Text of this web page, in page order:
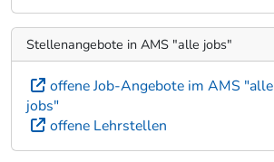
Stellenangebote in AMS "alle jobs"
offene Job-Angebote im AMS "alle
jobs"
offene Lehrstellen